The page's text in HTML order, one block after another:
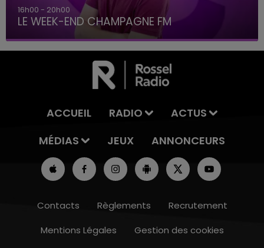
16h00 - 20h00
LE WEEK-END CHAMPAGNE FM
ACCUEIL RADIO
ACTUS
MÉDIAS
JEUX ANNONCEURS
Contacts Règlements
Recrutement
Mentions Légales
Gestion des cookies